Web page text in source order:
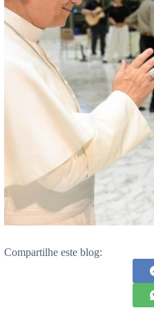
Compartilhe este blog: